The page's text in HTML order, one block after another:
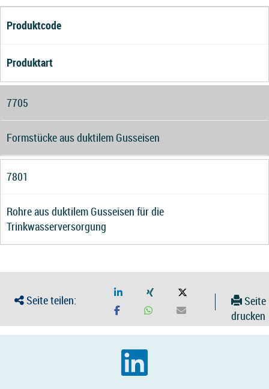
Produktcode
Produktart
7705
Formstücke aus duktilem Gusseisen
7801
Rohre aus duktilem Gusseisen für die
Trinkwasserversorgung
Seite teilen:
Seite
drucken